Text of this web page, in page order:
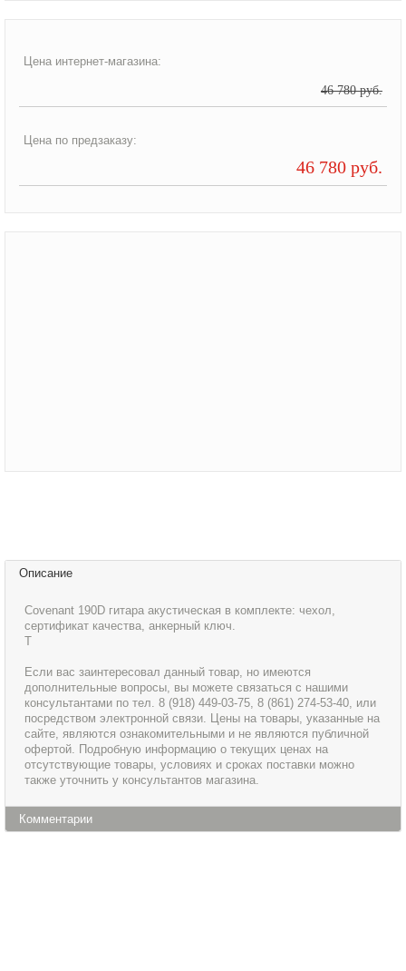
Цена интернет-магазина:
46 780 руб.
Цена по предзаказу:
46 780 руб.
Описание
Covenant 190D гитара акустическая в комплекте: чехол,
сертификат качества, анкерный ключ.
Т
Если вас заинтересовал данный товар, но имеются
дополнительные вопросы, вы можете связаться с нашими
консультантами по тел. 8 (918) 449-03-75, 8 (861) 274-53-40, или
посредством электронной связи. Цены на товары, указанные на
сайте, являются ознакомительными и не являются публичной
офертой. Подробную информацию о текущих ценах на
отсутствующие товары, условиях и сроках поставки можно
также уточнить у консультантов магазина.
Комментарии